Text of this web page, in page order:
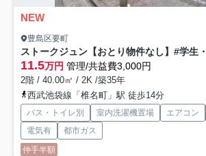
NEW
豊島区要町
11.5万円 管理/共益費3,000円
2階 / 40.00㎡ / 2K /築35年
西武池袋線「椎名町」駅 徒歩14分
バス・トイレ別 室内洗濯機置場 エアコン
電気有
都市ガス
仲手半額